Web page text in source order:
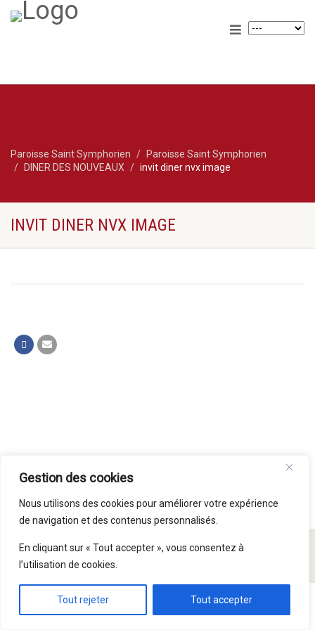
Gestion des cookies
Nous utilisons des cookies pour améliorer votre expérience
de navigation et des contenus personnalisés.
En cliquant sur « Tout accepter », vous consentez à
l’utilisation de cookies.
Tout rejeter Tout accepter
Paroisse Saint Symphorien
Paroisse Saint Symphorien
DINER DES NOUVEAUX
invit diner nvx image
INVIT DINER NVX IMAGE
© Paroisse Saint Symphorien 2015 - 2026